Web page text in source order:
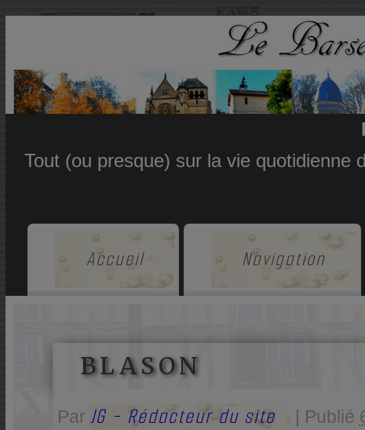
Tout (ou presque) sur la vie quotidienne
Accueil Navigation
BLASON
Par JG - Rédacteur du site Publié